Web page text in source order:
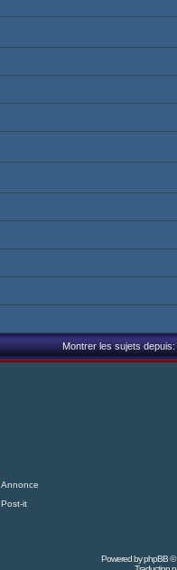
Montrer les sujets depuis:
Annonce
Post-it
Powered byphpBB©